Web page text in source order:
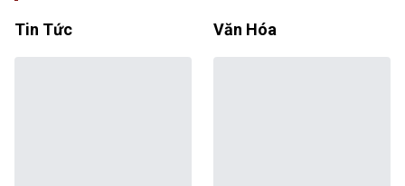
Tin Tức Văn Hóa